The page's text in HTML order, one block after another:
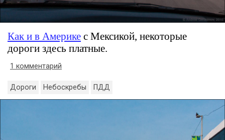
Как и в Америке с Мексикой, некоторые
дороги здесь платные.
1 комментарий
Дороги Небоскребы ПДД